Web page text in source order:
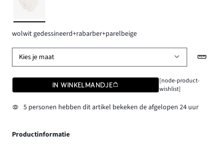
wolwit gedessineerd+rabarber+parelbeige
Kies je maat
IN WINKELMANDJE
[node-product-
wishlist]
5 personen hebben dit artikel bekeken de afgelopen 24 uur
Productinformatie